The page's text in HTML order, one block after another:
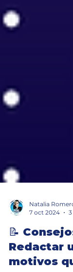
7 oct 2024
📝
Redactar